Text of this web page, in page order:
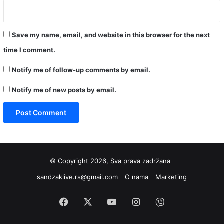
Save my name, email, and website in this browser for the next
time I comment.
Notify me of follow-up comments by email.
Notify me of new posts by email.
© Copyright 2026, Sva prava zadržana
sandzaklive.rs@gmail.com
O nama Marketing
Facebook YouTubeInstagram
Viber